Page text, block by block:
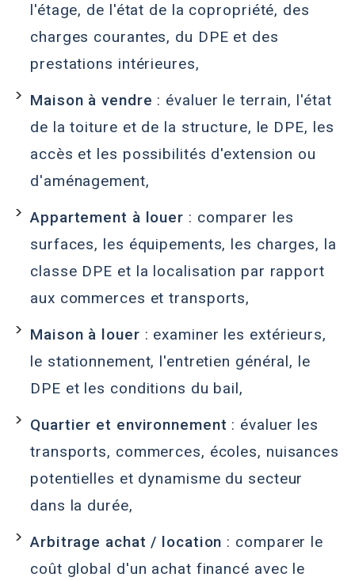
l'étage, de l'état de la copropriété, des
charges courantes, du DPE et des
prestations intérieures,
Maison à vendre : évaluer le terrain, l'état
de la toiture et de la structure, le DPE, les
accès et les possibilités d'extension ou
d'aménagement,
Appartement à louer : comparer les
surfaces, les équipements, les charges, la
classe DPE et la localisation par rapport
aux commerces et transports,
Maison à louer : examiner les extérieurs,
le stationnement, l'entretien général, le
DPE et les conditions du bail,
Quartier et environnement : évaluer les
transports, commerces, écoles, nuisances
potentielles et dynamisme du secteur
dans la durée,
Arbitrage achat / location : comparer le
coût global d'un achat financé avec le